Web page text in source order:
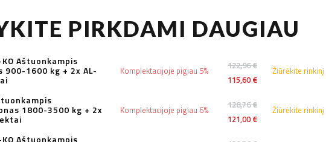
PIRKDAMI DAUGIAU
Aštuonkampis
1600 kg + 2x AL-
122,96 €
115,60 €
Komplektacijoje pigiau 5% Žiūrėkite rinkinį
1800-3500 kg + 2x
128,76 €
121,00 €
Komplektacijoje pigiau 6% Žiūrėkite rinkinį
Aštuonkampis